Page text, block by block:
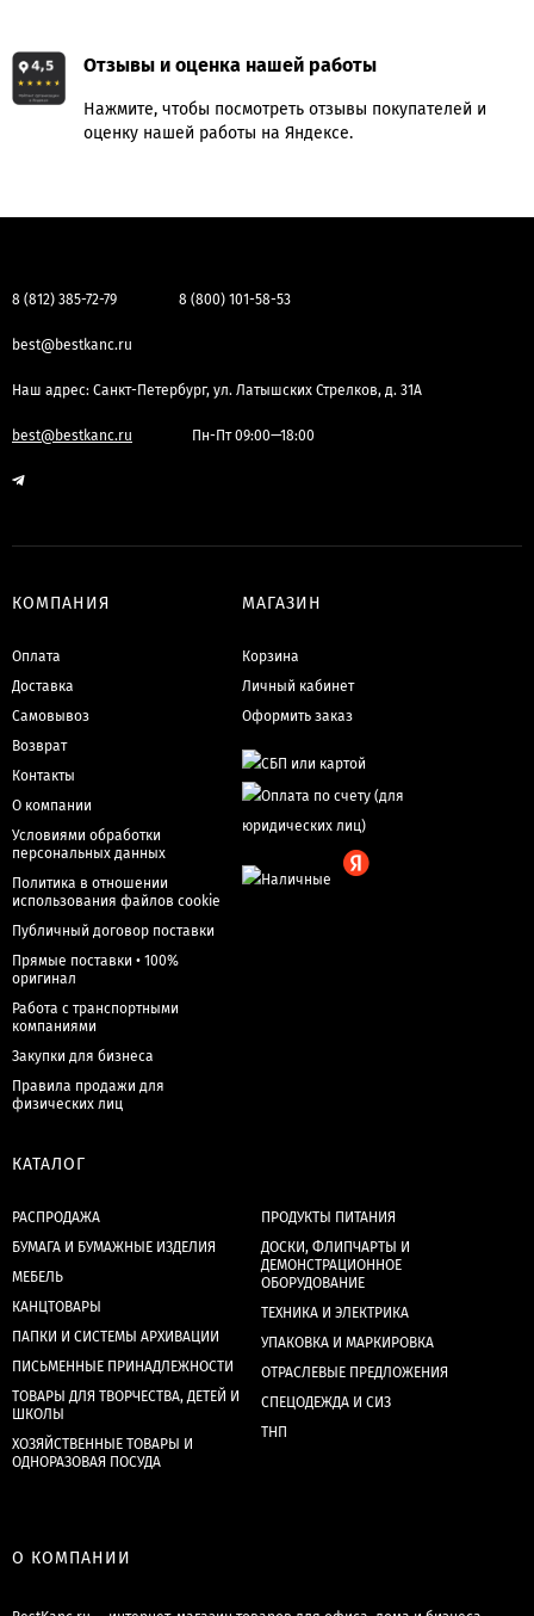
Отзывы и оценка нашей работы
Нажмите, чтобы посмотреть отзывы покупателей и
оценку нашей работы на Яндексе.
8 (812) 385-72-79 8 (800) 101-58-53
best@bestkanc.ru
Наш адрес: Санкт-Петербург, ул. Латышских Стрелков, д. 31А
best@bestkanc.ru Пн-Пт 09:00—18:00
КОМПАНИЯ
Оплата
Доставка
Самовывоз
Возврат
Контакты
О компании
Условиями обработки
персональных данных
Политика в отношении
использования файлов cookie
Публичный договор поставки
Прямые поставки • 100%
оригинал
Работа с транспортными
компаниями
Закупки для бизнеса
Правила продажи для
физических лиц
МАГАЗИН
Корзина
Личный кабинет
Оформить заказ
КАТАЛОГ
РАСПРОДАЖА
БУМАГА И БУМАЖНЫЕ ИЗДЕЛИЯ
МЕБЕЛЬ
КАНЦТОВАРЫ
ПАПКИ И СИСТЕМЫ АРХИВАЦИИ
ПИСЬМЕННЫЕ ПРИНАДЛЕЖНОСТИ
ТОВАРЫ ДЛЯ ТВОРЧЕСТВА, ДЕТЕЙ И
ШКОЛЫ
ХОЗЯЙСТВЕННЫЕ ТОВАРЫ И
ОДНОРАЗОВАЯ ПОСУДА
ПРОДУКТЫ ПИТАНИЯ
ДОСКИ, ФЛИПЧАРТЫ И
ДЕМОНСТРАЦИОННОЕ
ОБОРУДОВАНИЕ
ТЕХНИКА И ЭЛЕКТРИКА
УПАКОВКА И МАРКИРОВКА
ОТРАСЛЕВЫЕ ПРЕДЛОЖЕНИЯ
СПЕЦОДЕЖДА И СИЗ
ТНП
О КОМПАНИИ